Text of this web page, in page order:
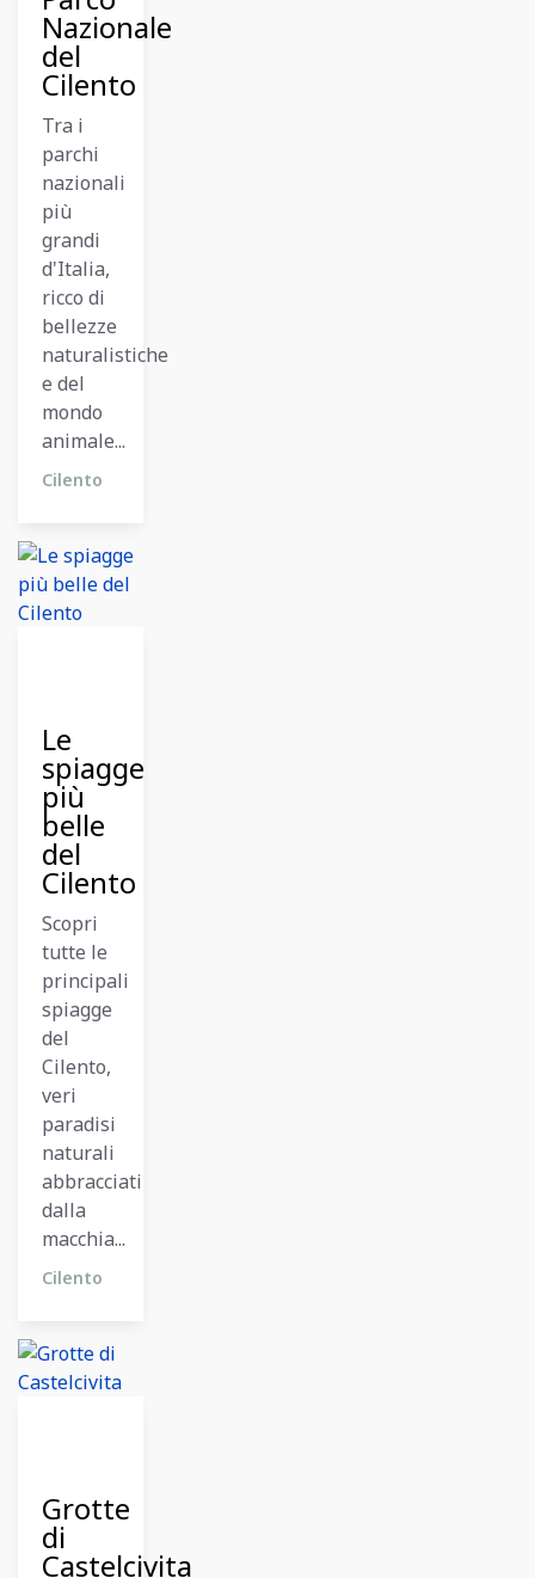
Nazionale
del
Cilento
Tra i
parchi
nazionali
più
grandi
d'Italia,
ricco di
bellezze
naturalistiche
e del
mondo
animale...
Cilento
Le
spiagge
più
belle
del
Cilento
Scopri
tutte le
principali
spiagge
del
Cilento,
veri
paradisi
naturali
abbracciati
dalla
macchia...
Cilento
Grotte
di
Castelcivita